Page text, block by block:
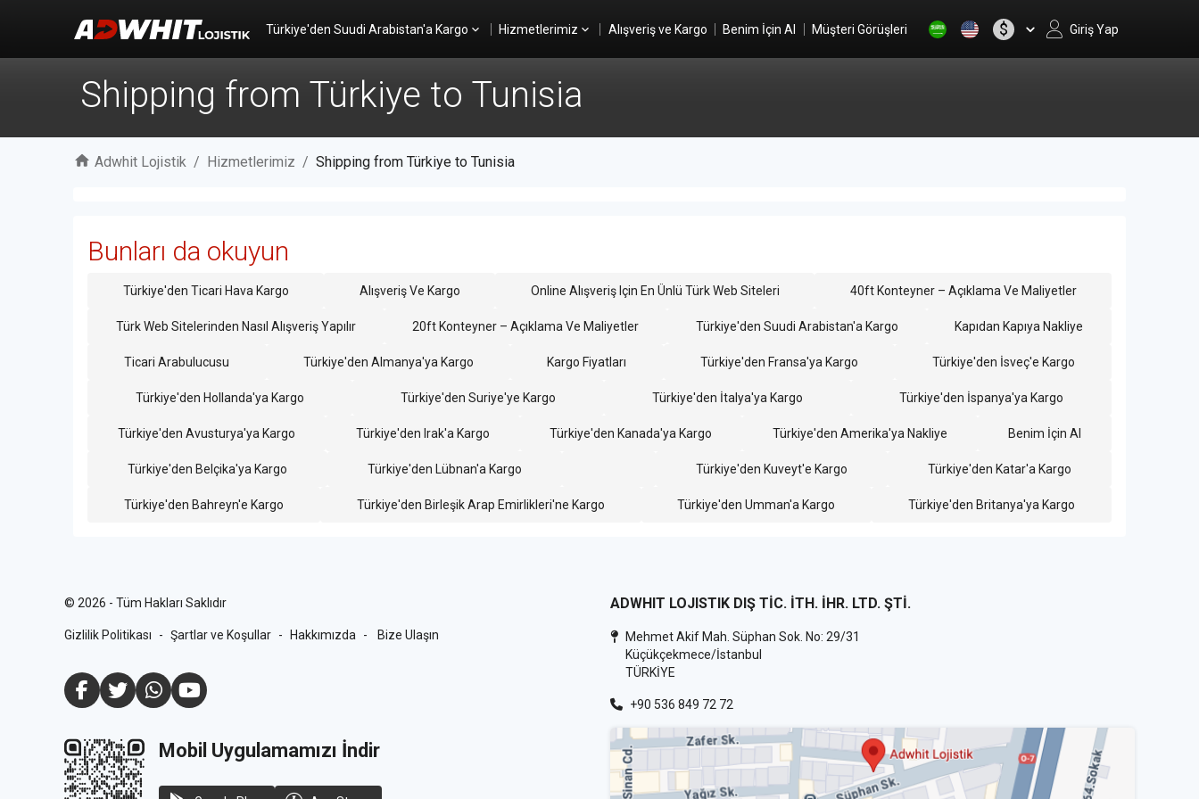
Türkiye'den Suudi Arabistan'a Kargo Hizmetlerimiz Alışveriş ve Kargo Benim İçin Al Müşteri Görüşleri $ Giriş Yap
Shipping from Türkiye to Tunisia
Adwhit Lojistik / Hizmetlerimiz / Shipping from Türkiye to Tunisia
Bunları da okuyun
Türkiye'den Ticari Hava Kargo Alışveriş Ve Kargo Online Alışveriş Için En Ünlü Türk Web Siteleri 40ft Konteyner – Açıklama Ve Maliyetler
Türk Web Sitelerinden Nasıl Alışveriş Yapılır 20ft Konteyner – Açıklama Ve Maliyetler Türkiye'den Suudi Arabistan'a Kargo Kapıdan Kapıya Nakliye
Ticari Arabulucusu Türkiye'den Almanya'ya Kargo Kargo Fiyatları Türkiye'den Fransa'ya Kargo Türkiye'den İsveç'e Kargo
Türkiye'den Hollanda'ya Kargo Türkiye'den Suriye'ye Kargo Türkiye'den İtalya'ya Kargo Türkiye'den İspanya'ya Kargo
Türkiye'den Avusturya'ya Kargo Türkiye'den Irak'a Kargo Türkiye'den Kanada'ya Kargo Türkiye'den Amerika'ya Nakliye Benim İçin Al
Türkiye'den Belçika'ya Kargo Türkiye'den Lübnan'a Kargo Türkiye'den Kuveyt'e Kargo Türkiye'den Katar'a Kargo
Türkiye'den Bahreyn'e Kargo Türkiye'den Birleşik Arap Emirlikleri'ne Kargo Türkiye'den Umman'a Kargo Türkiye'den Britanya'ya Kargo
© 2026 - Tüm Hakları Saklıdır
Gizlilik Politikası - Şartlar ve Koşullar - Hakkımızda - Bize Ulaşın
Mobil Uygulamamızı İndir
ADWHIT LOJISTIK DIŞ TİC. İTH. İHR. LTD. ŞTİ.
Mehmet Akif Mah. Süphan Sok. No: 29/31
Küçükçekmece/İstanbul
TÜRKİYE
+90 536 849 72 72